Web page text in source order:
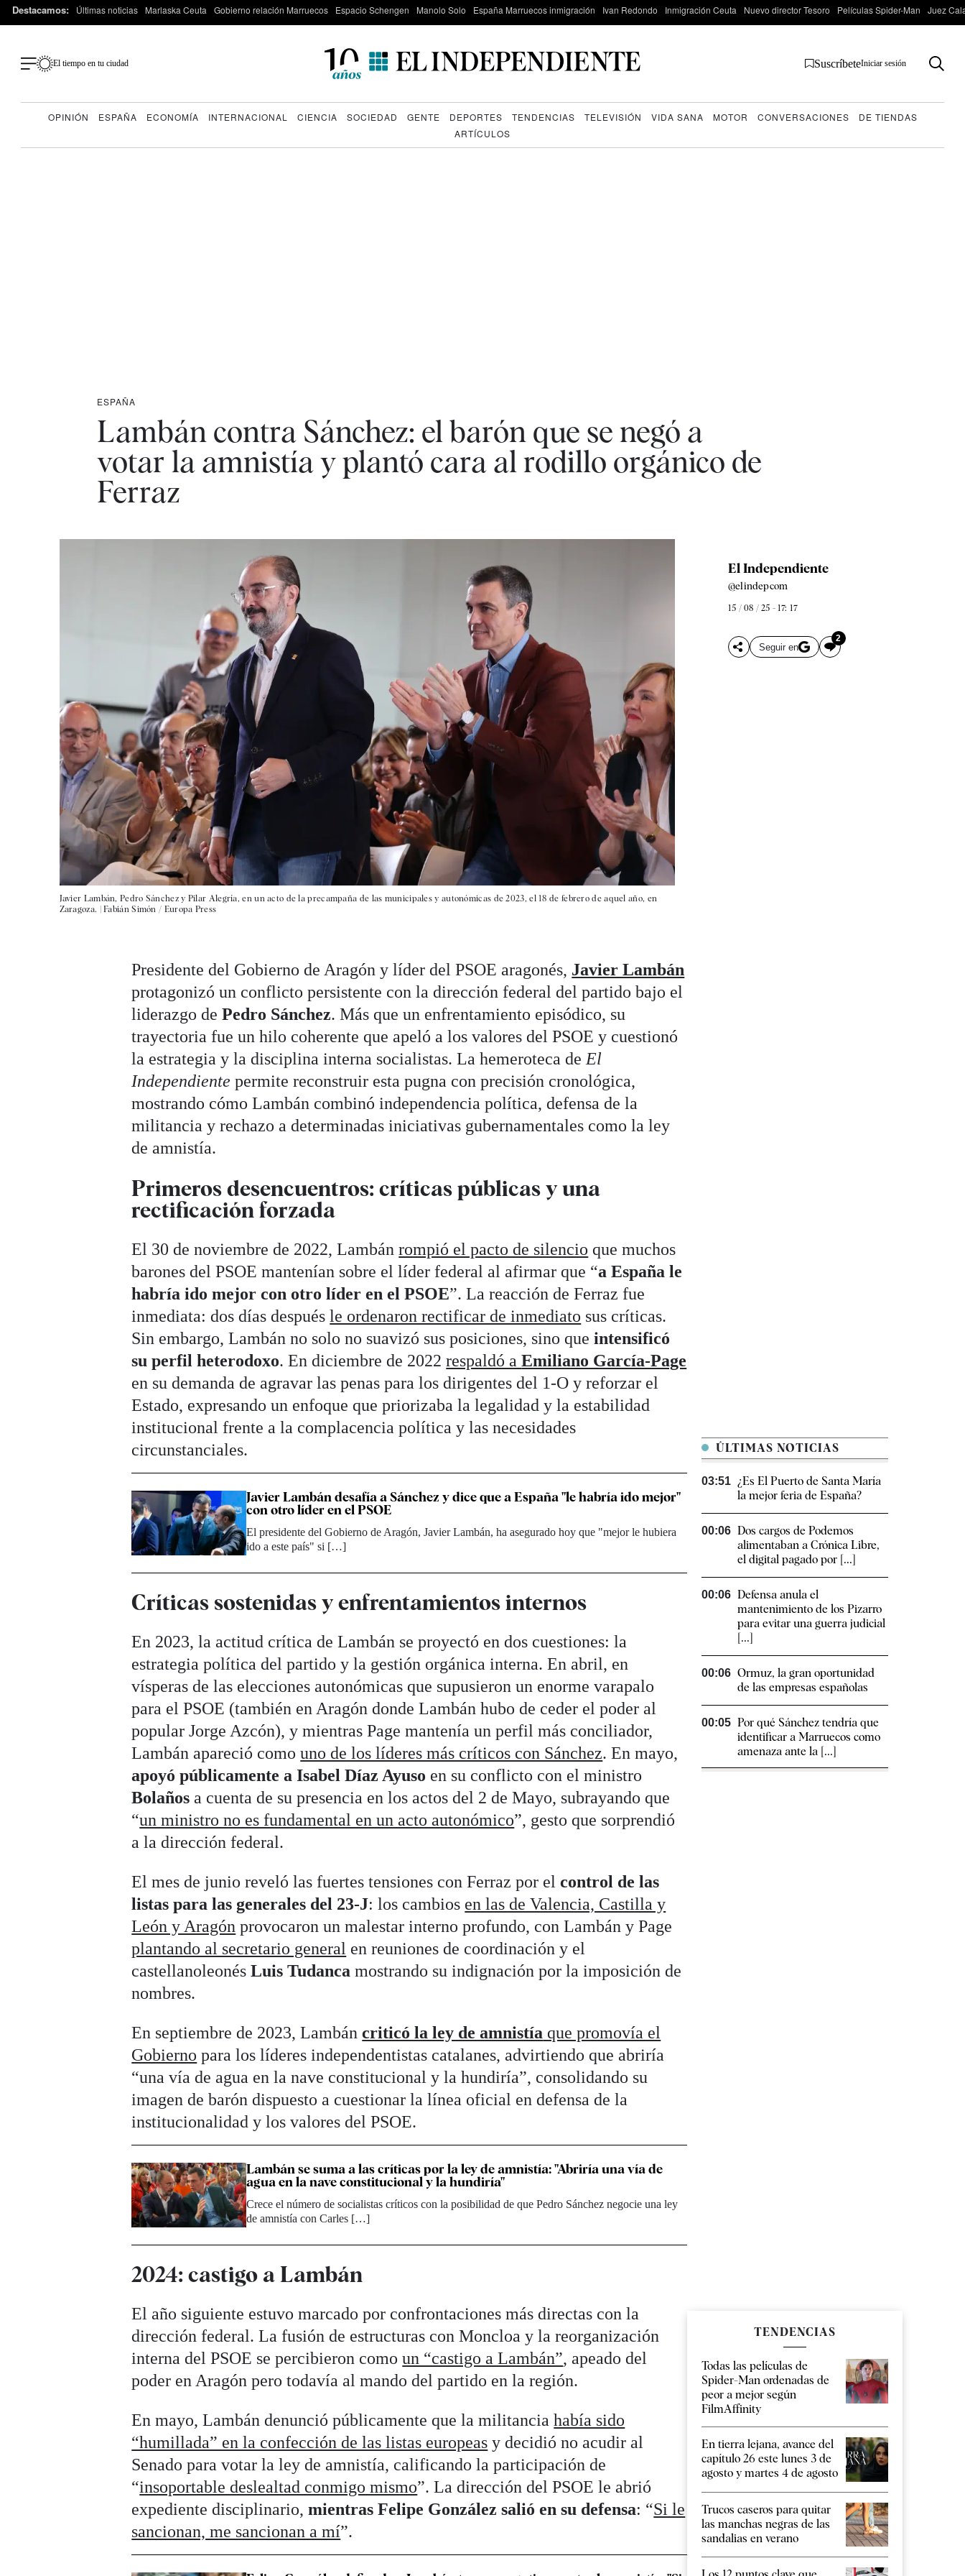
Destacamos: Últimas noticias Marlaska Ceuta Gobierno relación Marruecos Espacio Schengen Manolo Solo España Marruecos inmigración Ivan Redondo Inmigración Ceuta Nuevo director Tesoro Películas Spider-Man Juez
El tiempo en tu ciudad SuscríbeteIniciar sesión
OPINIÓN ESPAÑA ECONOMÍA INTERNACIONAL CIENCIA SOCIEDAD GENTE DEPORTES TENDENCIAS TELEVISIÓN VIDA SANA MOTOR CONVERSACIONES
DE TIENDAS
ARTÍCULOS
ESPAÑA
Lambán contra Sánchez: el barón que se negó a
votar la amnistía y plantó cara al rodillo orgánico de
Ferraz
Javier Lambán, Pedro Sánchez y Pilar Alegría, en un acto de la precampaña de las municipales y autonómicas de 2023, el 18 de febrero de aquel año, en
Zaragoza. |Fabián Simón / Europa Press
El Independiente
@elindepcom
15 / 08 / 25 - 17: 17
Seguir en
2
Presidente del Gobierno de Aragón y líder del PSOE aragonés, Javier Lambán
protagonizó un conflicto persistente con la dirección federal del partido bajo el
liderazgo dePedro Sánchez. Más que un enfrentamiento episódico, su
trayectoria fue un hilo coherente que apeló a los valores del PSOE y cuestionó
la estrategia y la disciplina interna socialistas. La hemeroteca de El
Independiente permite reconstruir esta pugna con precisión cronológica,
mostrando cómo Lambán combinó independencia política, defensa de la
militancia y rechazo a determinadas iniciativas gubernamentales como la ley
de amnistía.
Primeros desencuentros: críticas públicas y una
rectificación forzada
El 30 de noviembre de 2022, Lambánrompió el pacto de silencio que muchos
barones del PSOE mantenían sobre el líder federal al afirmar que “a España le
habría ido mejor con otro líder en el PSOE”. La reacción de Ferraz fue
inmediata: dos días despuésle ordenaron rectificar de inmediato sus críticas.
Sin embargo, Lambán no solo no suavizó sus posiciones, sino queintensificó
su perfil heterodoxo. En diciembre de 2022respaldó aEmiliano García-Page
en su demanda de agravar las penas para los dirigentes del 1-O y reforzar el
Estado, expresando un enfoque que priorizaba la legalidad y la estabilidad
institucional frente a la complacencia política y las necesidades
circunstanciales.
Javier Lambán desafía a Sánchez y dice que a España "le habría ido mejor"
con otro líder en el PSOE
El presidente del Gobierno de Aragón, Javier Lambán, ha asegurado hoy que "mejor le hubiera
ido a este país" si […]
Críticas sostenidas y enfrentamientos internos
En 2023, la actitud crítica de Lambán se proyectó en dos cuestiones: la
estrategia política del partido y la gestión orgánica interna. En abril, en
vísperas de las elecciones autonómicas que supusieron un enorme varapalo
para el PSOE (también en Aragón donde Lambán hubo de ceder el poder al
popular Jorge Azcón), y mientras Page mantenía un perfil más conciliador,
Lambán apareció comouno de los líderes más críticos con Sánchez. En mayo,
apoyó públicamente a Isabel Díaz Ayuso en su conflicto con el ministro
Bolaños a cuenta de su presencia en los actos del 2 de Mayo, subrayando que
“un ministro no es fundamental en un acto autonómico”, gesto que sorprendió
a la dirección federal.
El mes de junio reveló las fuertes tensiones con Ferraz por elcontrol de las
listas para las generales del 23-J: los cambios en las de Valencia, Castilla y
León y Aragón provocaron un malestar interno profundo, con Lambán y Page
plantando al secretario general en reuniones de coordinación y el
castellanoleonésLuis Tudanca mostrando su indignación por la imposición de
nombres.
En septiembre de 2023, Lambáncriticó la ley de amnistía que promovía el
Gobierno para los líderes independentistas catalanes, advirtiendo que abriría
“una vía de agua en la nave constitucional y la hundiría”, consolidando su
imagen de barón dispuesto a cuestionar la línea oficial en defensa de la
institucionalidad y los valores del PSOE.
Lambán se suma a las críticas por la ley de amnistía: "Abriría una vía de
agua en la nave constitucional y la hundiría"
Crece el número de socialistas críticos con la posibilidad de que Pedro Sánchez negocie una ley
de amnistía con Carles […]
2024: castigo a Lambán
El año siguiente estuvo marcado por confrontaciones más directas con la
dirección federal. La fusión de estructuras con Moncloa y la reorganización
interna del PSOE se percibieron comoun “castigo a Lambán”, apeado del
poder en Aragón pero todavía al mando del partido en la región.
En mayo, Lambán denunció públicamente que la militanciahabía sido
“humillada” en la confección de las listas europeas y decidió no acudir al
Senado para votar la ley de amnistía, calificando la participación de
“insoportable deslealtad conmigo mismo”. La dirección del PSOE le abrió
expediente disciplinario,mientras Felipe González salió en su defensa: “Si le
sancionan, me sancionan a mí”.
ÚLTIMAS NOTICIAS
03:51 ¿Es El Puerto de Santa María
la mejor feria de España?
00:06 Dos cargos de Podemos
alimentaban a Crónica Libre,
el digital pagado por [...]
00:06 Defensa anula el
mantenimiento de los Pizarro
para evitar una guerra judicial
[...]
00:06 Ormuz, la gran oportunidad
de las empresas españolas
00:05 Por qué Sánchez tendría que
identificar a Marruecos como
amenaza ante la [...]
TENDENCIAS
Todas las películas de
Spider-Man ordenadas de
peor a mejor según
FilmAffinity
En tierra lejana, avance del
capítulo 26 este lunes 3 de
agosto y martes 4 de agosto
Trucos caseros para quitar
las manchas negras de las
sandalias en verano